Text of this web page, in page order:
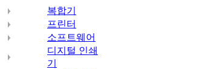
복합기
프린터
소프트웨어
디지털 인쇄
기